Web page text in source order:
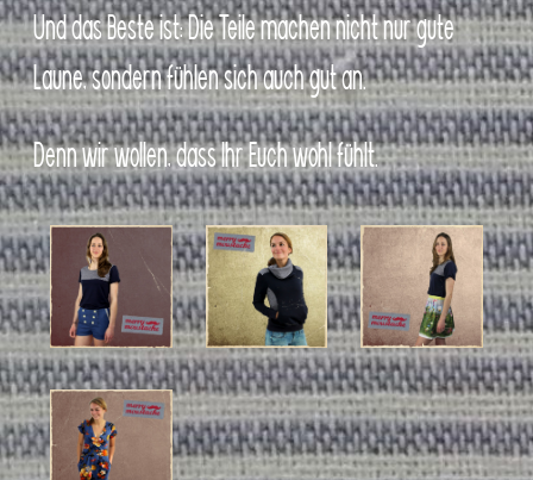
Und das Beste ist: Die Teile machen nicht nur gute
Laune, sondern fühlen sich auch gut an.
Denn wir wollen, dass Ihr Euch wohl fühlt.